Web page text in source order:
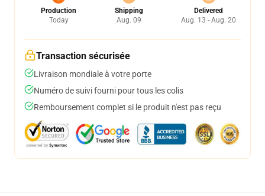
Production
Today
Shipping
Aug. 09
Delivered
Aug. 13 - Aug. 20
Transaction sécurisée
Livraison mondiale à votre porte
Numéro de suivi fourni pour tous les colis
Remboursement complet si le produit n'est pas reçu